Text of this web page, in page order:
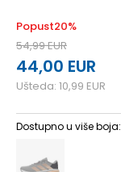
Popust20%
54,99EUR
44,00 EUR
Ušteda: 10,99 EUR
Dostupno u više boja: